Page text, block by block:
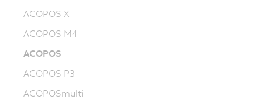
ACOPOS X
ACOPOS M4
ACOPOS
ACOPOS P3
ACOPOSmulti